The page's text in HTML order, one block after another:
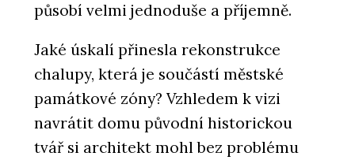
působí velmi jednoduše a příjemně.
Jaké úskalí přinesla rekonstrukce
chalupy, která je součástí městské
památkové zóny? Vzhledem k vizi
navrátit domu původní historickou
tvář si architekt mohl bez problému